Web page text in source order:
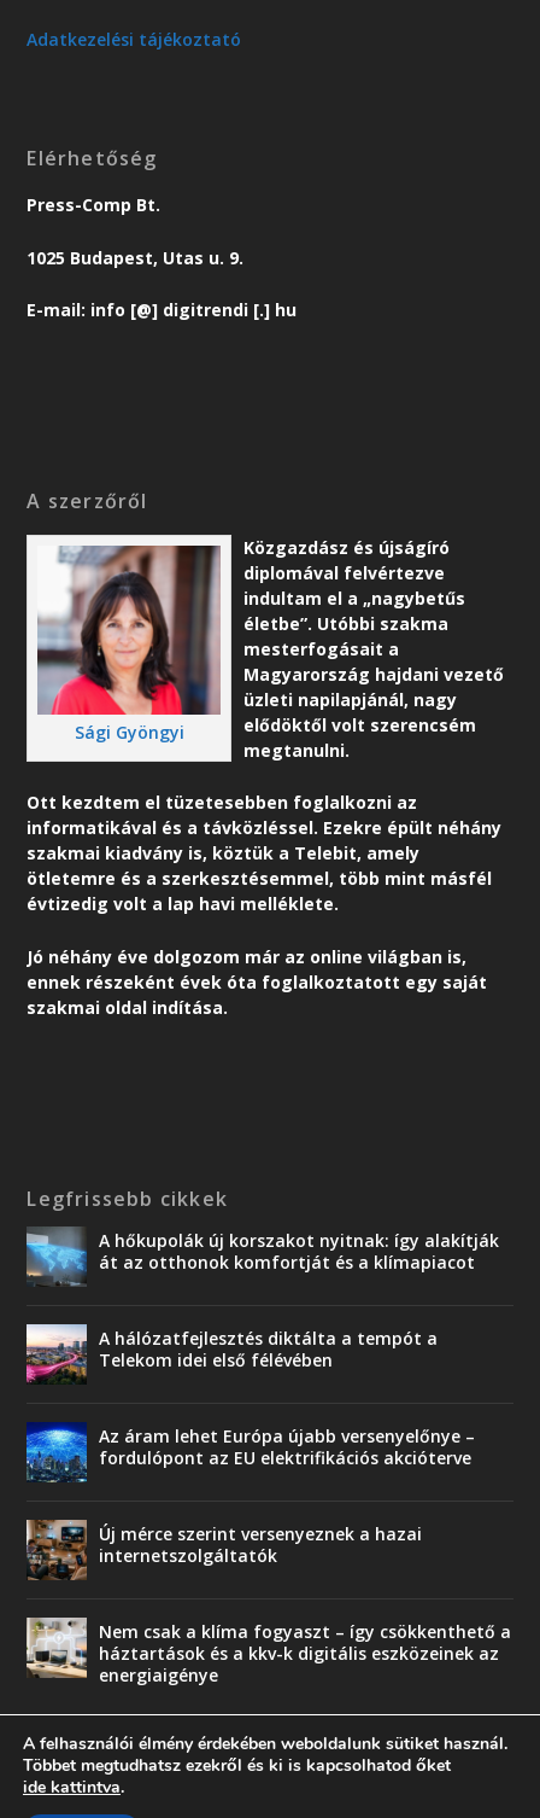
Adatkezelési tájékoztató
Elérhetőség
Press-Comp Bt.
1025 Budapest, Utas u. 9.
E-mail: info [@] digitrendi [.] hu
A szerzőről
Sági Gyöngyi
Közgazdász és újságíró
diplomával felvértezve
indultam el a „nagybetűs
életbe”. Utóbbi szakma
mesterfogásait a
Magyarország hajdani vezető
üzleti napilapjánál, nagy
elődöktől volt szerencsém
megtanulni.
Ott kezdtem el tüzetesebben foglalkozni az
informatikával és a távközléssel. Ezekre épült néhány
szakmai kiadvány is, köztük a Telebit, amely
ötletemre és a szerkesztésemmel, több mint másfél
évtizedig volt a lap havi melléklete.
Jó néhány éve dolgozom már az online világban is,
ennek részeként évek óta foglalkoztatott egy saját
szakmai oldal indítása.
Legfrissebb cikkek
A hőkupolák új korszakot nyitnak: így alakítják
át az otthonok komfortját és a klímapiacot
A hálózatfejlesztés diktálta a tempót a
Telekom idei első félévében
Az áram lehet Európa újabb versenyelőnye –
fordulópont az EU elektrifikációs akcióterve
Új mérce szerint versenyeznek a hazai
internetszolgáltatók
Nem csak a klíma fogyaszt – így csökkenthető a
háztartások és a kkv-k digitális eszközeinek az
energiaigénye
A felhasználói élmény érdekében weboldalunk sütiket használ.
Többet megtudhatsz ezekről és ki is kapcsolhatod őket
ide kattintva.